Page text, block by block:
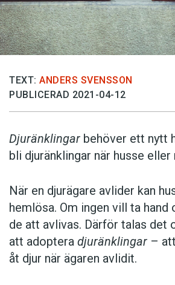
TEXT: ANDERS SVENSSON
PUBLICERAD 2021-04-12
Djuränklingar behöver ett nytt
bli djuränklingar när husse
När en djurägare avlider kan
hemlösa. Om ingen vill ta hand
de att avlivas. Därför talas det
att adoptera djuränklingar –
åt djur när ägaren avlidit.